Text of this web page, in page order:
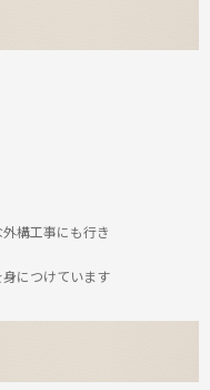
構工事にも行き
につけています